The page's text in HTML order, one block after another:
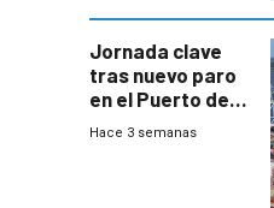
Jornada clave
tras nuevo paro
en el Puerto de
Montevideo
Hace 3 semanas